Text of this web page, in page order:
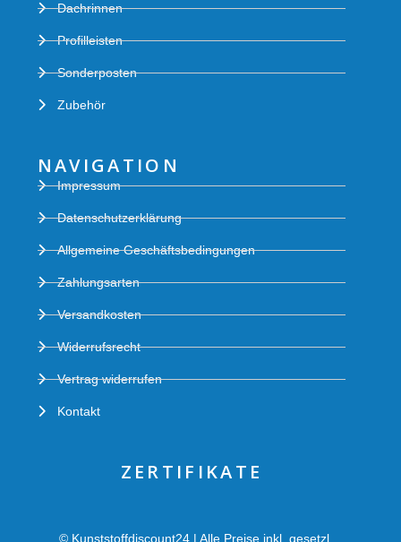
Dachrinnen
Profilleisten
Sonderposten
Zubehör
NAVIGATION
Impressum
Datenschutzerklärung
Allgemeine Geschäftsbedingungen
Zahlungsarten
Versandkosten
Widerrufsrecht
Vertrag widerrufen
Kontakt
ZERTIFIKATE
© Kunststoffdiscount24 | Alle Preise inkl. gesetzl.